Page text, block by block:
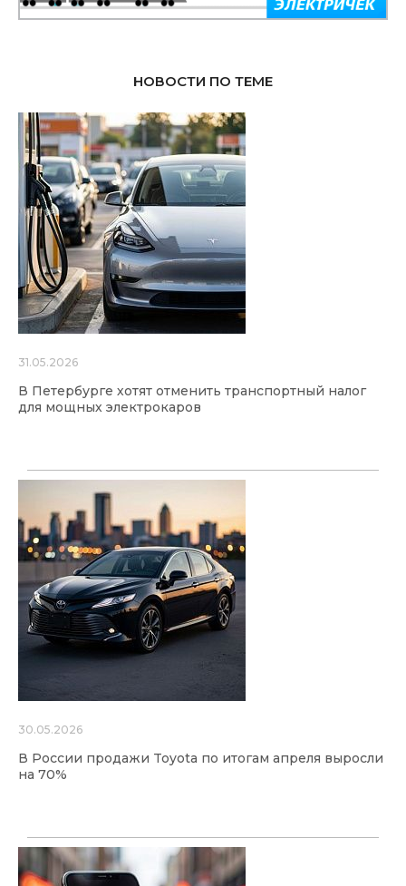
НОВОСТИ ПО ТЕМЕ
31.05.2026
В Петербурге хотят отменить транспортный налог
для мощных электрокаров
30.05.2026
В России продажи Toyota по итогам апреля выросли
на 70%